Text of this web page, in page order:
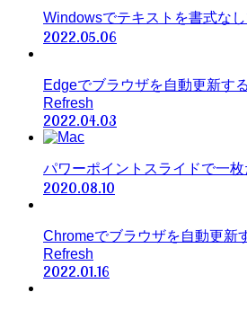
Windowsでテキストを書式な
2022.05.06
Edgeでブラウザを自動更新す
Refresh
2022.04.03
パワーポイントスライドで一
2020.08.10
Chromeでブラウザを自動更新
Refresh
2022.01.16